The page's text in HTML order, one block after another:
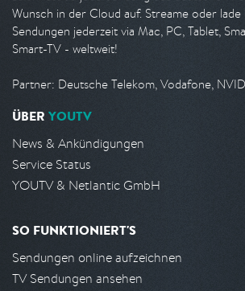
Wunsch in der Cloud auf. Streame oder lade
Sendungen jederzeit via Mac, PC, Tablet,
Smart-TV - weltweit!
Partner: Deutsche Telekom, Vodafone,
ÜBER YOUTV
News & Ankündigungen
Service Status
YOUTV & Netlantic GmbH
SO FUNKTIONIERT'S
Sendungen online aufzeichnen
TV Sendungen ansehen